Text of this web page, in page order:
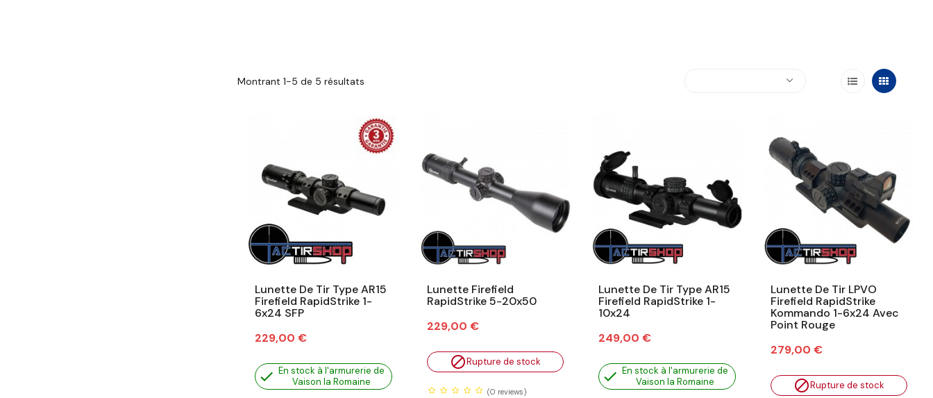
Montrant 1-5 de 5 résultats
Lunette De Tir Type AR15
Firefield RapidStrike 1-
6x24 SFP
Prix
229,00 €
 En stock à l'armurerie de
Vaison la Romaine
Lunette Firefield
RapidStrike 5-20x50
Prix
229,00 €
Rupture de stock
(0 reviews)
Lunette De Tir Type AR15
Firefield RapidStrike 1-
10x24
Prix
249,00 €
 En stock à l'armurerie de
Vaison la Romaine
Lunette De Tir LPVO
Firefield RapidStrike
Kommando 1-6x24 Avec
Point Rouge
Prix
279,00 €
Rupture de stock